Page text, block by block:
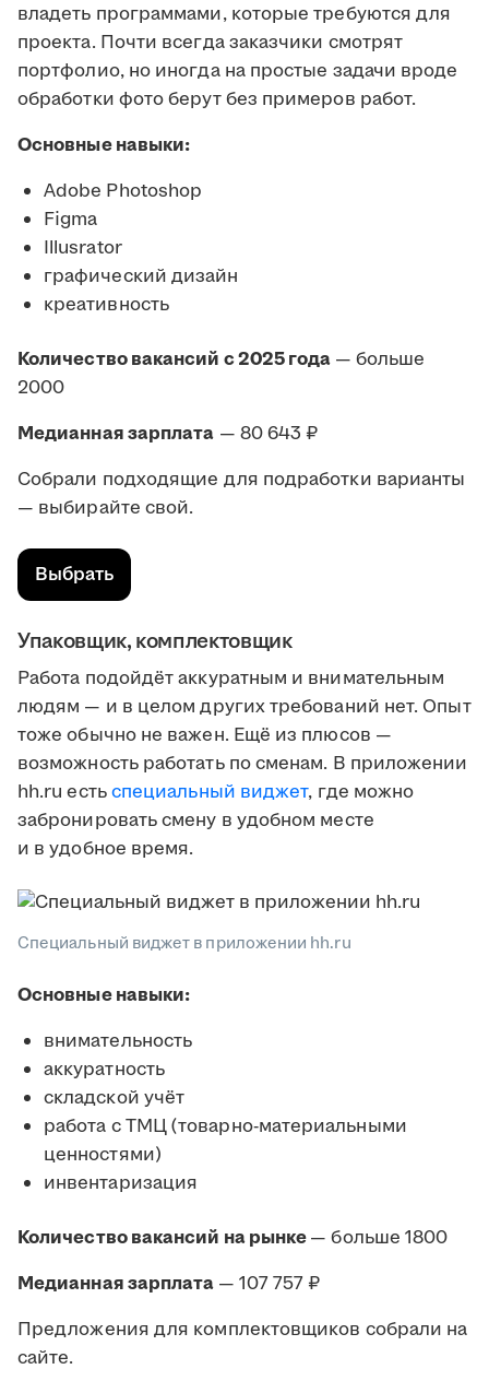
владеть программами, которые требуются для
проекта. Почти всегда заказчики смотрят
портфолио, но иногда на простые задачи вроде
обработки фото берут без примеров работ.
Основные навыки:
Adobe Photoshop
Figma
Illusrator
графический дизайн
креативность
Количество вакансий с 2025 года — больше
2000
Медианная зарплата — 80 643 ₽
Собрали подходящие для подработки варианты
— выбирайте свой.
Выбрать
Упаковщик, комплектовщик
Работа подойдёт аккуратным и внимательным
людям — и в целом других требований нет. Опыт
тоже обычно не важен. Ещё из плюсов —
возможность работать по сменам. В приложении
hh.ru естьспециальный виджет, где можно
забронировать смену в удобном месте
и в удобное время.
Специальный виджет в приложении hh.ru
Основные навыки:
внимательность
аккуратность
складской учёт
работа с ТМЦ (товарно-материальными
ценностями)
инвентаризация
Количество вакансий на рынке— больше 1800
Медианная зарплата — 107 757 ₽
Предложения для комплектовщиков собрали на
сайте.